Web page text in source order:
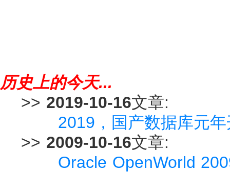
历史上的今天...
>> 2019-10-16文章:
2019，国产数据库元
>> 2009-10-16文章:
Oracle OpenWorld